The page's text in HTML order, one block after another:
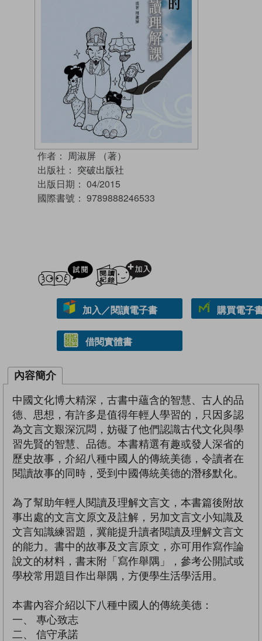
作者： 周淑屏 （著）
出版社： 突破出版社
出版日期： 04/2015
國際書號： 9789888246533
試閲
加入／閱讀電子書 購買電子
借閱實體書
內容簡介
中國文化博大精深，古書中蘊含的智慧、古人的品
德、思想，有許多是值得年輕人學習的，只因多認
為文言文艱深沉悶，妨礙了他們認識古代文化與學
習先賢的智慧、品德。本書精選有趣或發人深省的
歷史故事，介紹八種中國人的傳統美德，令讀者在
閱讀故事的同時，受到中國傳統美德的潛移默化。
為了幫助年輕人閱讀及理解文言文，本書篇後附故
事出處的文言文原文及註解，另加文言文小知識及
文言知識練習題，冀能提升讀者閱讀及理解文言文
的能力。書中的故事及文言原文，亦可用作寫作論
說文的材料，書末附「寫作舉隅」，參考公開試或
學校常用題目作出舉隅，方便學生活學活用。
本書內容介紹以下八種中國人的傳統美德：
一、 專心致志
二、 信守承諾